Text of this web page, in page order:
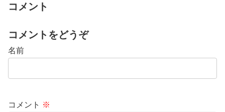
コメント
コメントをどうぞ
名前
コメント ※